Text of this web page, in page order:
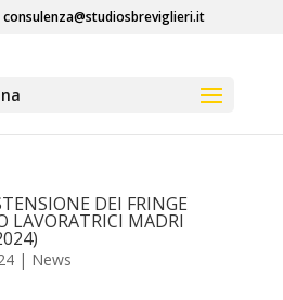
consulenza@studiosbreviglieri.it
DEI FRINGE
LAVORATRICI MADRI
| News